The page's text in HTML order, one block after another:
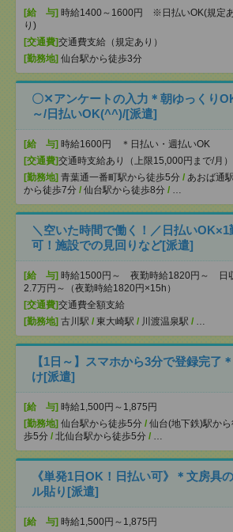
[給 与] 時給1400～1600円 ※日払いOK(規定
り)
[交通費]交通費支給（規定あり）
[勤務地] 仙台駅から徒歩3分
〇✕アンケートの入力＊朝ゆっくり
～/日払いOK(^^)/[派遣]
[給 与] 時給1600円 ＊日払い・週払いOK
[交通費]交通時支給あり（上限15,000円まで/月）
[勤務地] 青葉通一番町駅から徒歩5分 / あおば通駅
から徒歩7分 / 仙台駅から徒歩8分 / …
＼空いた時間で働く！／日払いOK×1
可！施設での見回りなど[派遣]
[給 与] 時給1500円～ 夜勤時給1820円～ 日
2.7万円～（夜勤時給1820円×15h）
[交通費]交通費全額支給
[勤務地] 古川駅 / 東大崎駅 / 川渡温泉駅 / …
【1日～】スマホから3分で登録完了
け[派遣]
[給 与] 時給1,500円～1,875円
[勤務地] 仙台駅から徒歩5分 / 仙台(地下鉄)駅から
歩5分 / 北仙台駅から徒歩5分 / …
《単発1日OK！日払い可》＊文房具
ル貼り[派遣]
[給 与] 時給1,500円～1,875円